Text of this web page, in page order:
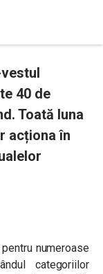
40 de
Toată luna
acționa în
numeroase
categoriilor